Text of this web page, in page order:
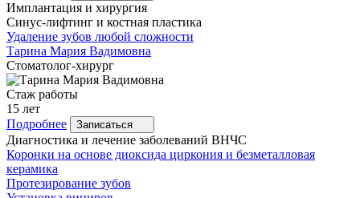
Имплантация и хирургия
Синус-лифтинг и костная пластика
Удаление зубов любой сложности
Тарина Мария Вадимовна
Стоматолог-хирург
Стаж работы
15 лет
Подробнее
Записаться
Диагностика и лечение заболеваний ВНЧС
Коронки на основе диоксида циркония и безметалловая
керамика
Протезирование зубов